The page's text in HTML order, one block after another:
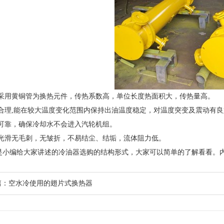
黄铜管为换热元件，传热系数高，单位长度热面积大，传热量高。
,能在较大温度变化范围内保持出油温度稳定，对温度突变及震动有
，确保冷却水不会进入汽轮机组。
无毛刺，无皱折，不易结尘、结垢，流体阻力低。
编给大家讲述的冷油器选购的结构形式，大家可以简单的了解看看。
空水冷使用的翅片式换热器